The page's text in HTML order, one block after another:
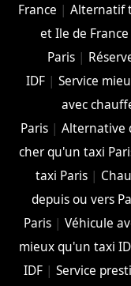
France |Alternatif
et Ile de France
Paris |
IDF |Service
avec
Paris |Alternative
cher qu'un taxi
taxi Paris|
depuis ou vers
Paris |Véhicule
mieux qu'un taxi
IDF| Service